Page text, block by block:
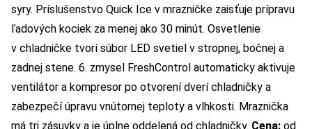
syry. Príslušenstvo Quick Ice v mrazničke zaisťuje prípravu
ľadových kociek za menej ako 30 minút. Osvetlenie
v chladničke tvorí súbor LED svetiel v stropnej, bočnej a
zadnej stene. 6. zmysel FreshControl automaticky aktivuje
ventilátor a kompresor po otvorení dverí chladničky a
zabezpečí úpravu vnútornej teploty a vlhkosti. Mraznička
má tri zásuvky a je úplne oddelená od chladničky. Cena: od